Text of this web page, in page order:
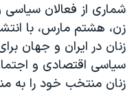
گالری عکس
آرشیو پخش زنده
اعتراضات زن، زندگی،
مجموعه مستندهای
تریبونال مردمی آبان ۹۸
دادگاه حمید نوری
شماری از فعالان سیاسی
زن، هشتم مارس، با
زنان در ایران و جهان
سیاسی اقتصادی و
زنان منتخب خود را به